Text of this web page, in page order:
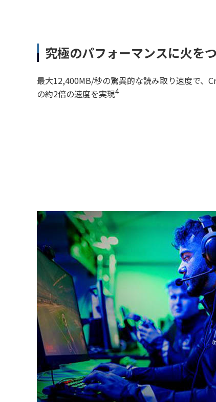
究極のパフォーマンスに火を
最大12,400MB/秒の驚異的な読み取り速度で、
の約2倍の速度を実現4